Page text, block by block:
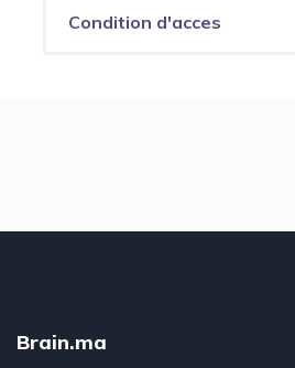
Condition d'acces
Brain.ma